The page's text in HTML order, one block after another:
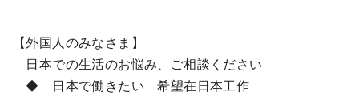
【外国人のみなさま】
日本での生活のお悩み、ご相談ください
◆ 日本で働きたい 希望在日本工作